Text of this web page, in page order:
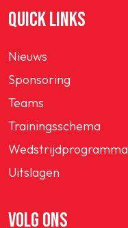
QUICK LINKS
Nieuws
Sponsoring
Teams
Trainingsschema
Wedstrijdprogramma
Uitslagen
VOLG ONS